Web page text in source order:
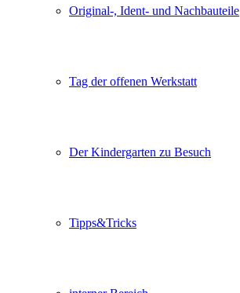
Original-, Ident- und Nachbauteile
Tag der offenen Werkstatt
Der Kindergarten zu Besuch
Tipps&Tricks